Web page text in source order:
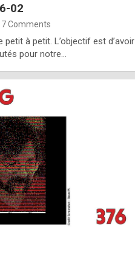
02
7 Comments
à petit. L’objectif est d’avoir
pour notre…